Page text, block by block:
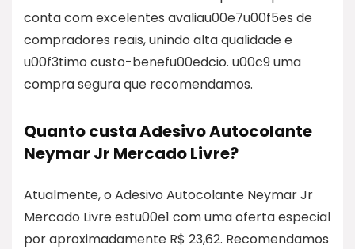
conta com excelentes avaliau00e7u00f5es de
compradores reais, unindo alta qualidade e
u00f3timo custo-benefu00edcio. u00c9 uma
compra segura que recomendamos.
Quanto custa Adesivo Autocolante
Neymar Jr Mercado Livre?
Atualmente, o Adesivo Autocolante Neymar Jr
Mercado Livre estu00e1 com uma oferta especial
por aproximadamente R$ 23,62. Recomendamos